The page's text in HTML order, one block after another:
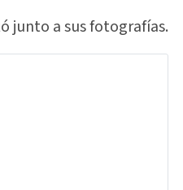
junto a sus fotografías.